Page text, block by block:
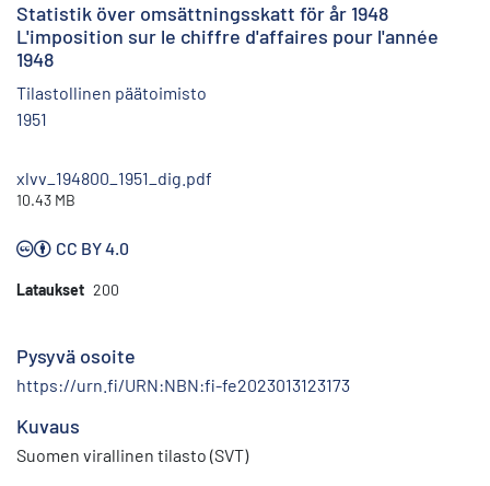
Statistik över omsättningsskatt för år 1948
L'imposition sur le chiffre d'affaires pour l'année
1948
Tilastollinen päätoimisto
1951
xlvv_194800_1951_dig.pdf
10.43 MB
CC BY 4.0
Lataukset 200
Pysyvä osoite
https://urn.fi/URN:NBN:fi-fe2023013123173
Kuvaus
Suomen virallinen tilasto (SVT)